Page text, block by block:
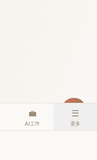
💼
AI工作
☰
更多